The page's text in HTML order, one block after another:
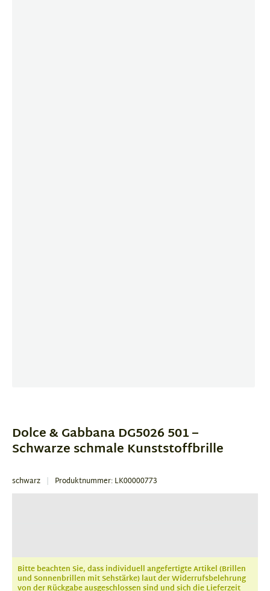
1
Dolce & Gabbana DG5026 501 –
Schwarze schmale Kunststoffbrille
schwarz Produktnummer: LK00000773
Bitte beachten Sie, dass individuell angefertigte Artikel (Brillen
und Sonnenbrillen mit Sehstärke) laut der Widerrufsbelehrung
von der Rückgabe ausgeschlossen sind und sich die Lieferzeit